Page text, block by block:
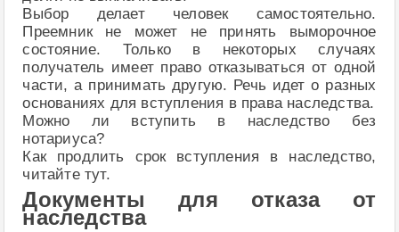
Выбор делает человек самостоятельно.
Преемник не может не принять выморочное
состояние. Только в некоторых случаях
получатель имеет право отказываться от одной
части, а принимать другую. Речь идет о разных
основаниях для вступления в права наследства.
Можно ли вступить в наследство без
нотариуса?
Как продлить срок вступления в наследство,
читайте тут.
Документы для отказа от
наследства